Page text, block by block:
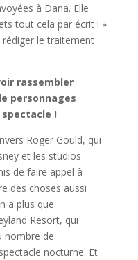
à Dana. Elle
tout cela par écrit ! »
rédiger le traitement
rassembler
personnages
!
Roger Gould, qui
et les studios
de faire appel à
des choses aussi
a plus que
Resort, qui
nombre de
nocturne. Et